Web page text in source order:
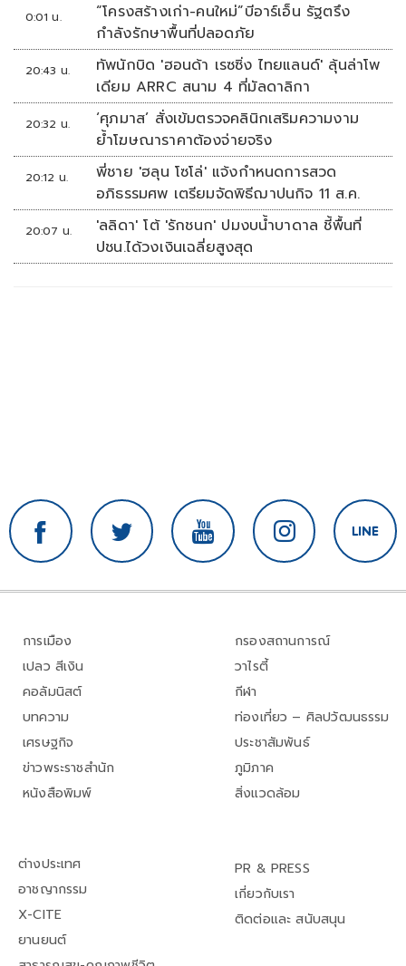
0:01 น.
“โครงสร้างเก่า-คนใหม่”บีอาร์เอ็น รัฐตรึง
กำลังรักษาพื้นที่ปลอดภัย
20:43 น.
ทัพนักบิด 'ฮอนด้า เรซซิ่ง ไทยแลนด์' ลุ้นล่าโพ
เดียม ARRC สนาม 4 ที่มัลดาลิกา
20:32 น.
‘ศุภมาส’ สั่งเข้มตรวจคลินิกเสริมความงาม
ย้ำโฆษณาราคาต้องจ่ายจริง
20:12 น.
พี่ชาย 'ฮลุน โซโล่' แจ้งกำหนดการสวด
อภิธรรมศพ เตรียมจัดพิธีฌาปนกิจ 11 ส.ค.
20:07 น.
'ลลิดา' โต้ 'รักชนก' ปมงบน้ำบาดาล ชี้พื้นที่
ปชน.ได้วงเงินเฉลี่ยสูงสุด
การเมือง
เปลว สีเงิน
คอลัมนิสต์
บทความ
เศรษฐกิจ
ข่าวพระราชสำนัก
หนังสือพิมพ์
กรองสถานการณ์
วาไรตี้
กีฬา
ท่องเที่ยว – ศิลปวัฒนธรรม
ประชาสัมพันธ์
ภูมิภาค
สิ่งแวดล้อม
ต่างประเทศ
อาชญากรรม
X-CITE
ยานยนต์
PR & PRESS
เกี่ยวกับเรา
ติดต่อและ สนับสนุน